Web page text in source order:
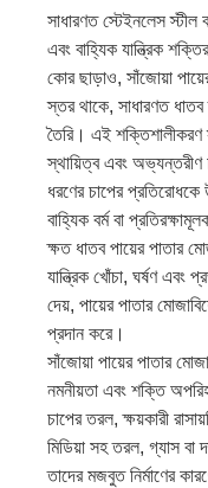
সাধারণত স্টেইনলেস স্টীল
এবং বাহ্যিক যান্ত্রিক
কোর ছাড়াও, সাঁজোয়া
স্তর থাকে, সাধারণত ধাতব
তৈরি। এই শক্তিশালীকরণ
স্থায়িত্ব এবং অভ্যন্তরীণ
ধরণের চাপের
বাহ্যিক বর্ম বা
ক্ষত ধাতব পায়ের পাতার
যান্ত্রিক খোঁচা, ঘর্ষণ এবং
দেয়, পায়ের পাতার
প্রদান করে।
সাঁজোয়া পায়ের পাতার
নমনীয়তা এবং শক্তি
চাপের তরল, ক্ষয়কারী
মিডিয়া সহ তরল, গ্যাস বা
তাদের মজবুত নির্মাণের